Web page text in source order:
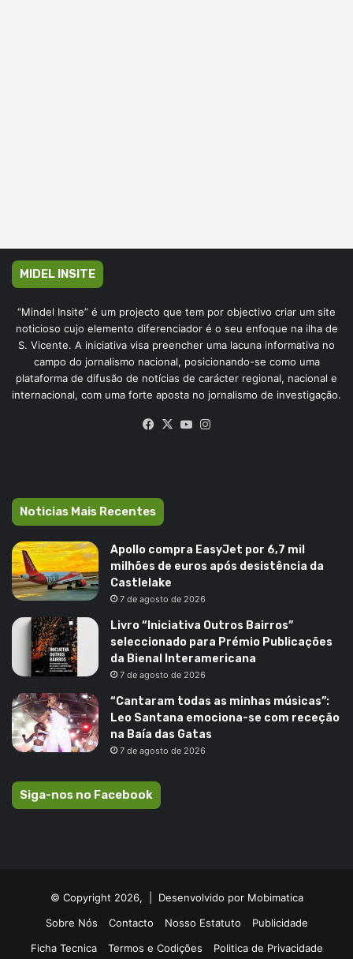
MIDEL INSITE
“Mindel Insite” é um projecto que tem por objectivo criar um site
noticioso cujo elemento diferenciador é o seu enfoque na ilha de
S. Vicente. A iniciativa visa preencher uma lacuna informativa no
campo do jornalismo nacional, posicionando-se como uma
plataforma de difusão de notícias de carácter regional, nacional e
internacional, com uma forte aposta no jornalismo de investigação.
Facebook
X YouTube
Noticias Mais Recentes
Apollo compra EasyJet por 6,7 mil
milhões de euros após desistência da
Castlelake
7 de agosto de 2026
Livro “Iniciativa Outros Bairros”
seleccionado para Prémio Publicações
da Bienal Interamericana
7 de agosto de 2026
“Cantaram todas as minhas músicas”:
Leo Santana emociona-se com receção
na Baía das Gatas
7 de agosto de 2026
Siga-nos no Facebook
© Copyright 2026, | Desenvolvido por Mobimatica
Sobre Nós
Contacto Nosso Estatuto
Publicidade
Ficha Tecnica
Termos e Codições Politica de Privacidade